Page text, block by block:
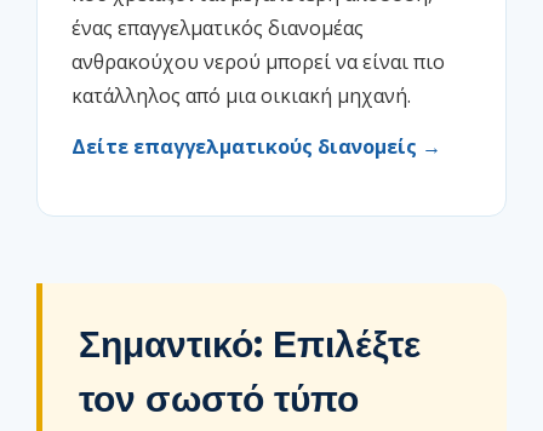
ένας επαγγελματικός διανομέας
ανθρακούχου νερού μπορεί να είναι πιο
κατάλληλος από μια οικιακή μηχανή.
Δείτε επαγγελματικούς διανομείς →
Σημαντικό: Επιλέξτε
τον σωστό τύπο